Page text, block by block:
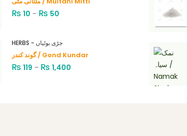
₨ 10 – ₨ 50
HERBS - جڑی بوٹیاں
گوند کندر / Gond Kundar
₨ 119 – ₨ 1,400